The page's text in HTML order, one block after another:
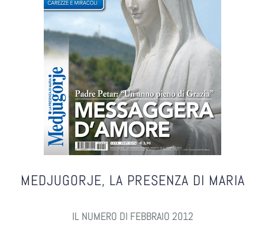
MEDJUGORJE, LA PRESENZA DI MARIA
IL NUMERO DI FEBBRAIO 2012